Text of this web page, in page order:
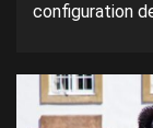
configuration